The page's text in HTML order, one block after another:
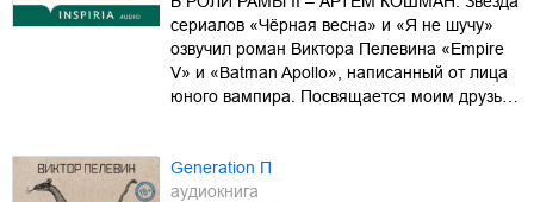
сериалов «Чёрная весна» и «Я не шучу»
озвучил роман Виктора Пелевина «Empire
V» и «Batman Apollo», написанный от лица
юного вампира. Посвящается моим друзь…
Generation П
аудиокнига